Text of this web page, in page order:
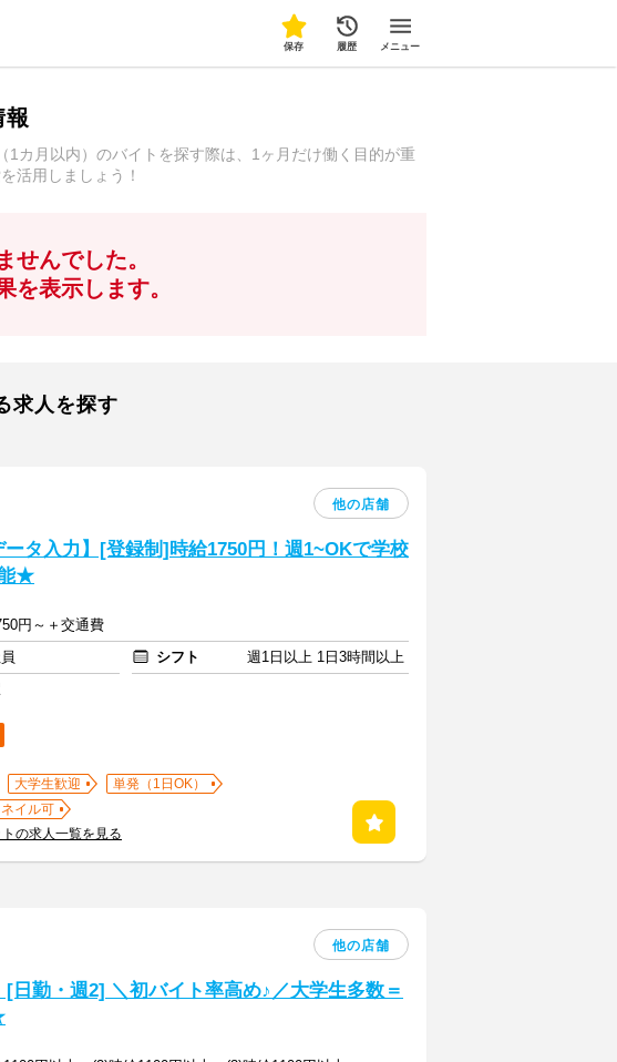
保存 履歴 メニュー
報
カ月以内）のバイトを探す際は、1ヶ月だけ働く目的が重
活用しましょう！
せんでした。
を表示します。
求人を探す
他の店舗
ータ入力】[登録制]時給1750円！週1~OKで学校
能★
円～＋交通費
シフト
週1日以上 1日3時間以上
大学生歓迎
単発（1日OK）
ネイル可
の求人一覧を見る
他の店舗
[日勤・週2] ＼初バイト率高め♪／大学生多数＝